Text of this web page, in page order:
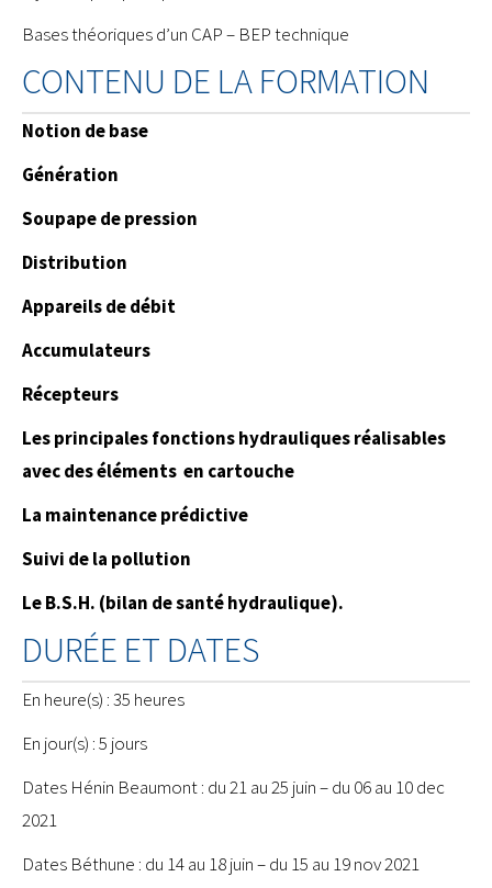
Bases théoriques d’un CAP – BEP technique
CONTENU DE LA FORMATION
Notion de base
Génération
Soupape de pression
Distribution
Appareils de débit
Accumulateurs
Récepteurs
Les principales fonctions hydrauliques réalisables
avec des éléments en cartouche
La maintenance prédictive
Suivi de la pollution
Le B.S.H. (bilan de santé hydraulique).
DURÉE ET DATES
En heure(s) : 35 heures
En jour(s) : 5 jours
Dates Hénin Beaumont : du 21 au 25 juin – du 06 au 10 dec
2021
Dates Béthune : du 14 au 18 juin – du 15 au 19 nov 2021